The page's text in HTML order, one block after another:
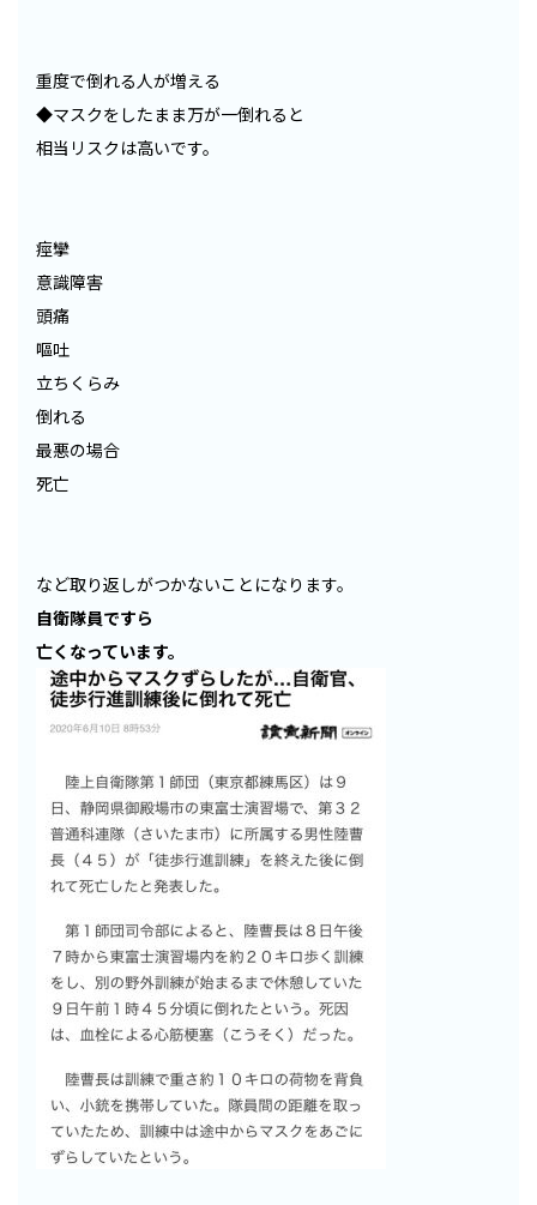
重度で倒れる人が増える
◆マスクをしたまま万が一倒れると
相当リスクは高いです。
痙攣
意識障害
頭痛
嘔吐
立ちくらみ
倒れる
最悪の場合
死亡
など取り返しがつかないことになります。
自衛隊員ですら
亡くなっています。